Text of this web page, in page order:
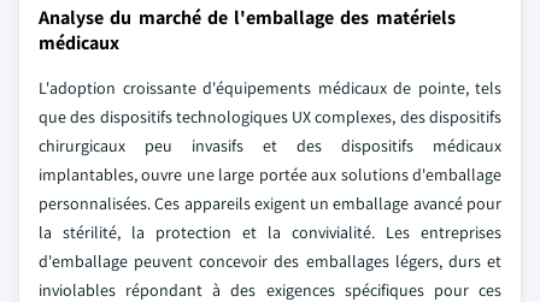
Analyse du marché de l'emballage des matériels
médicaux
L'adoption croissante d'équipements médicaux de pointe, tels
que des dispositifs technologiques UX complexes, des dispositifs
chirurgicaux peu invasifs et des dispositifs médicaux
implantables, ouvre une large portée aux solutions d'emballage
personnalisées. Ces appareils exigent un emballage avancé pour
la stérilité, la protection et la convivialité. Les entreprises
d'emballage peuvent concevoir des emballages légers, durs et
inviolables répondant à des exigences spécifiques pour ces